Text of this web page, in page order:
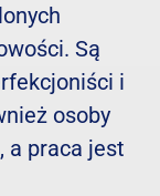
Są
i
osoby
a praca jest